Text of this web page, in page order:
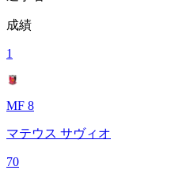
成績
1
MF 8
マテウス サヴィオ
70